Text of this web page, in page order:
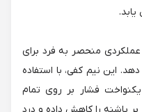
منحصر به فرد برای
نیم کفی، با استفاده
فشار بر روی تمام